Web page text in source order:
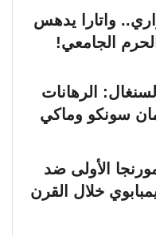
واتارا يدهس
الجامعي!
الرهانات
سونكو وماكي
الأولى ضد
خلال القرن